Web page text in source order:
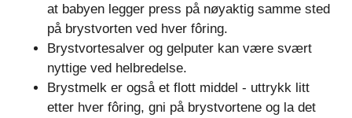
at babyen legger press på nøyaktig samme sted
på brystvorten ved hver fôring.
Brystvortesalver og gelputer kan være svært
nyttige ved helbredelse.
Brystmelk er også et flott middel - uttrykk litt
etter hver fôring, gni på brystvortene og la det